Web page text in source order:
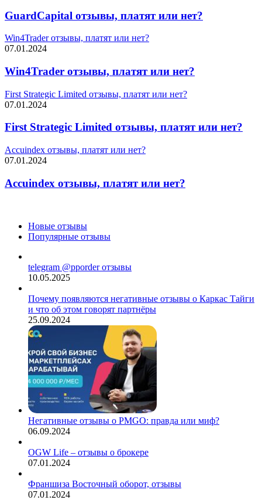
GuardCapital отзывы, платят или нет?
Win4Trader отзывы, платят или нет?
07.01.2024
Win4Trader отзывы, платят или нет?
First Strategic Limited отзывы, платят или нет?
07.01.2024
First Strategic Limited отзывы, платят или нет?
Accuindex отзывы, платят или нет?
07.01.2024
Accuindex отзывы, платят или нет?
Новые отзывы
Популярные отзывы
telegram @pporder отзывы
10.05.2025
Почему появляются негативные отзывы о Каркас Тайги
и что об этом говорят партнёры
25.09.2024
Негативные отзывы о PMGO: правда или миф?
06.09.2024
OGW Life – отзывы о брокере
07.01.2024
Франшиза Восточный оборот, отзывы
07.01.2024